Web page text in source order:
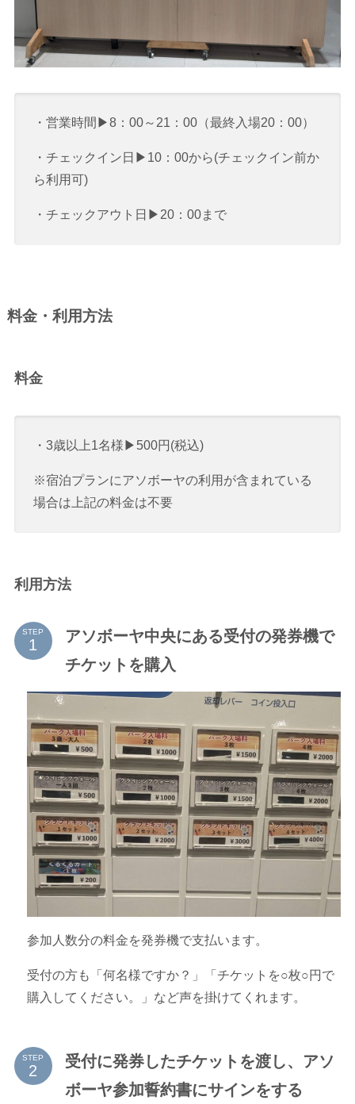
・営業時間▶8：00～21：00（最終入場20：00）
・チェックイン日▶10：00から(チェックイン前か
ら利用可)
・チェックアウト日▶20：00まで
料金・利用方法
料金
・3歳以上1名様▶500円(税込)
※宿泊プランにアソボーヤの利用が含まれている
場合は上記の料金は不要
利用方法
STEP
アソボーヤ中央にある受付の発券機で
チケットを購入
参加人数分の料金を発券機で支払います。
受付の方も「何名様ですか？」「チケットを○枚○円で
購入してください。」など声を掛けてくれます。
STEP
受付に発券したチケットを渡し、アソ
ボーヤ参加誓約書にサインをする